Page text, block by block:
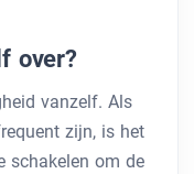
over?
vanzelf. Als
zijn, is het
schakelen om de